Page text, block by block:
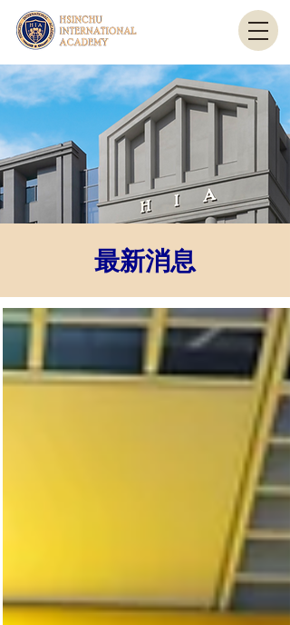
最新消息
​最新消息